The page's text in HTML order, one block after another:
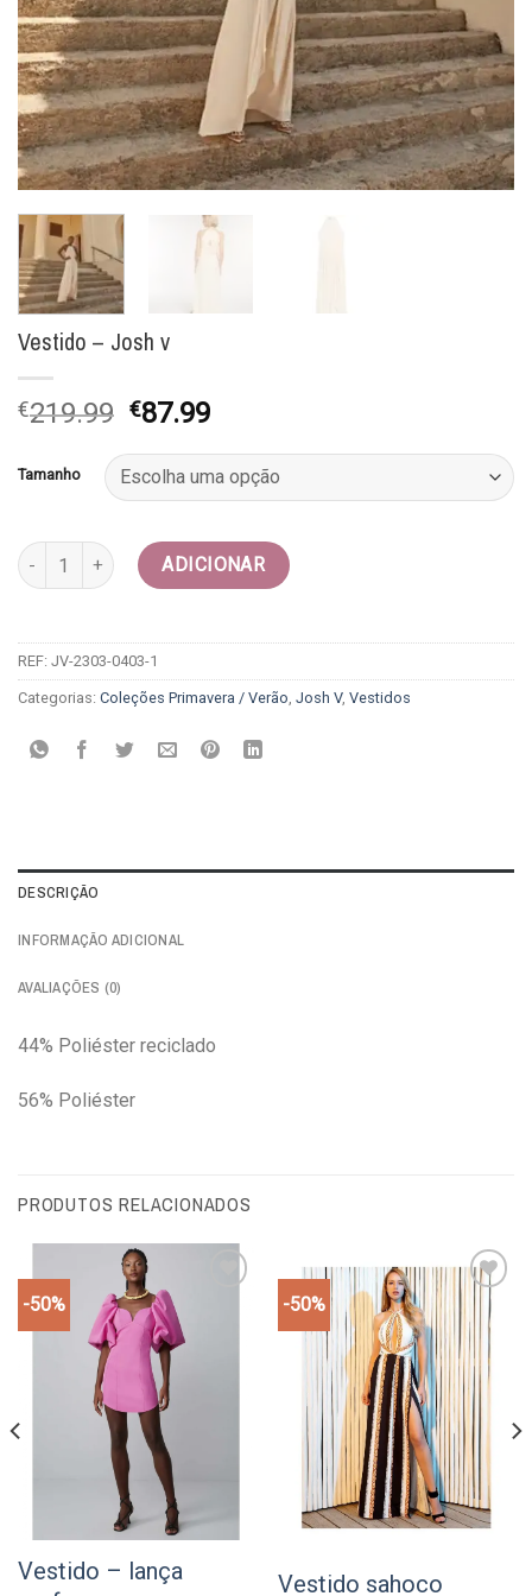
Vestido – Josh v
€219.99 O
original
era:
€87.99O
atual
é:
Tamanho
Quantidade de Vestido - Josh v
ADICIONAR
REF: JV-2303-0403-1
Categorias: Coleções Primavera / Verão Josh V, Vestidos
DESCRIÇÃO
INFORMAÇÃO ADICIONAL
AVALIAÇÕES (0)
44% Poliéster reciclado
56% Poliéster
PRODUTOS RELACIONADOS
-50%
Vestido – lança
-50%
Add to
wishlist
Vestido sahoco